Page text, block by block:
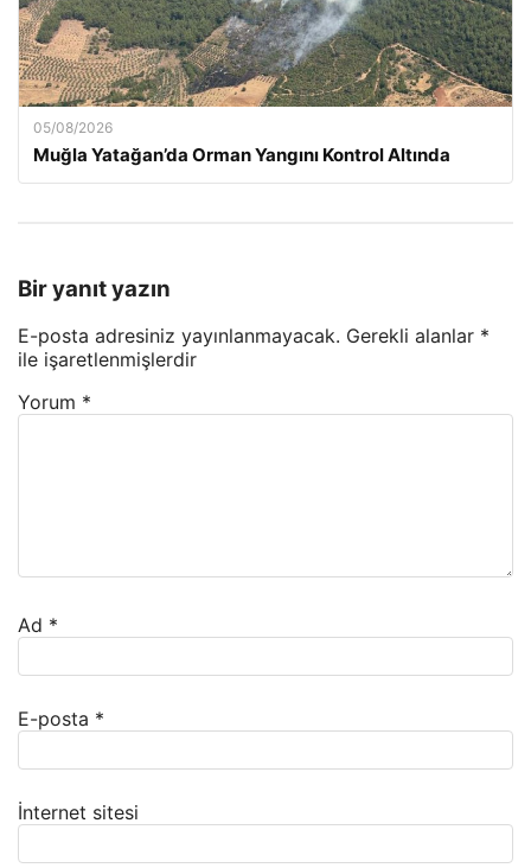
05/08/2026
Muğla Yatağan’da Orman Yangını Kontrol Altında
Bir yanıt yazın
E-posta adresiniz yayınlanmayacak. Gerekli alanlar *
ile işaretlenmişlerdir
Yorum *
Ad *
E-posta *
İnternet sitesi